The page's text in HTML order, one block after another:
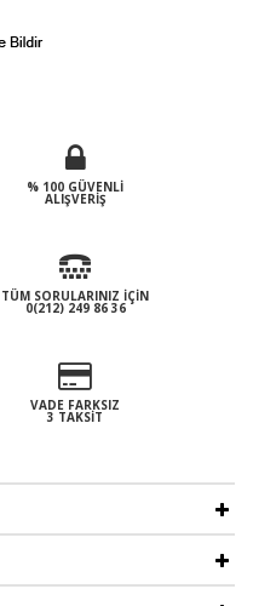
% 100 GÜVENLI
ALIŞVERIŞ
TÜM SORULARINIZ İÇIN
0(212) 249 86 36
VADE FARKSIZ
3 TAKSIT